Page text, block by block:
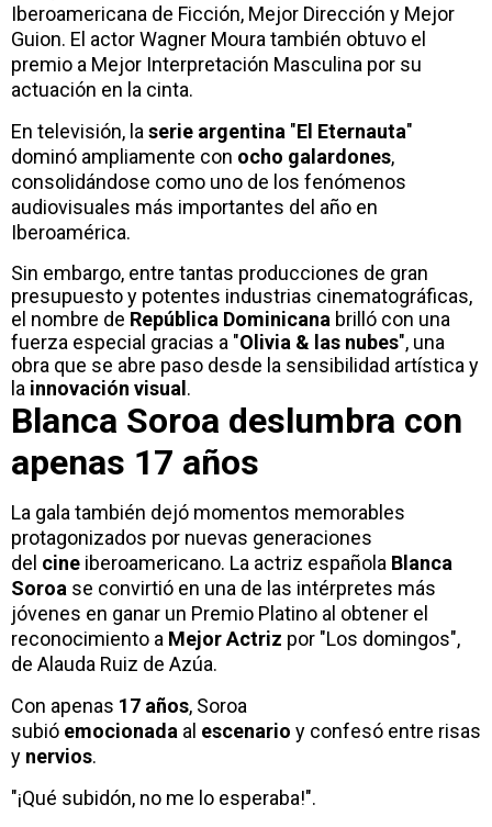
Iberoamericana de Ficción, Mejor Dirección y Mejor
Guion. El actor Wagner Moura también obtuvo el
premio a Mejor Interpretación Masculina por su
actuación en la cinta.
En televisión, la serie argentina "El Eternauta"
dominó ampliamente con ocho galardones,
consolidándose como uno de los fenómenos
audiovisuales más importantes del año en
Iberoamérica.
Sin embargo, entre tantas producciones de gran
presupuesto y potentes industrias cinematográficas,
el nombre de República Dominicana brilló con una
fuerza especial gracias a "Olivia & las nubes", una
obra que se abre paso desde la sensibilidad artística y
la innovación visual .
Blanca Soroa deslumbra con
apenas 17 años
La gala también dejó momentos memorables
protagonizados por nuevas generaciones
del cine iberoamericano. La actriz española Blanca
Soroa se convirtió en una de las intérpretes más
jóvenes en ganar un Premio Platino al obtener el
reconocimiento a Mejor Actriz por "Los domingos",
de Alauda Ruiz de Azúa.
Con apenas 17 años, Soroa
subió emocionada al escenario y confesó entre risas
y nervios.
"¡Qué subidón, no me lo esperaba!".